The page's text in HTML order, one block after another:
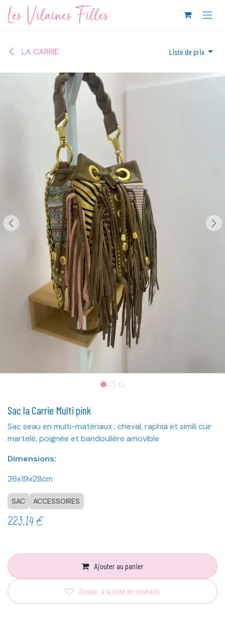
Se rendre au contenu
LA CARRIE Liste de prix
Sac la Carrie Multi pink
Sac seau en multi-matériaux : cheval, raphia et simili cuir
martelé, poignée et bandoulière amovible
Dimensions:
26x19x28cm
SAC ACCESSOIRES
223,14€
Ajouter au panier
Ajouter à la liste de souhaits